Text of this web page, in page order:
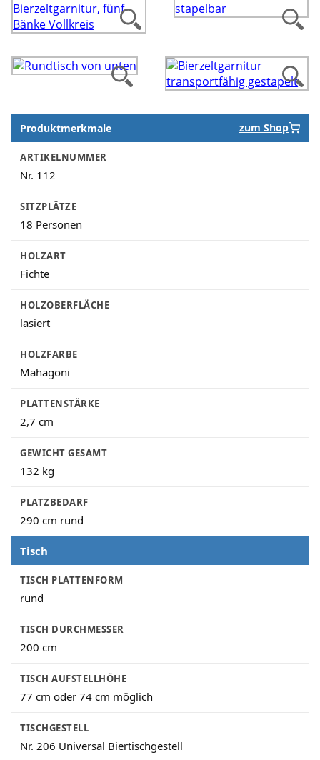
Produktmerkmale zum Shop
ARTIKELNUMMER
Nr. 112
SITZPLÄTZE
18 Personen
HOLZART
Fichte
HOLZOBERFLÄCHE
lasiert
HOLZFARBE
Mahagoni
PLATTENSTÄRKE
2,7 cm
GEWICHT GESAMT
132 kg
PLATZBEDARF
290 cm rund
Tisch
TISCH PLATTENFORM
rund
TISCH DURCHMESSER
200 cm
TISCH AUFSTELLHÖHE
77 cm oder 74 cm möglich
TISCHGESTELL
Nr. 206 Universal Biertischgestell